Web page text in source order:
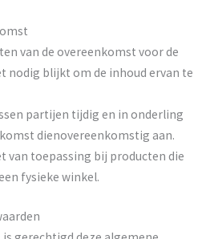
van de overeenkomst voor de
nodig blijkt om de inhoud ervan te
partijen tijdig en in onderling
dienovereenkomstig aan.
van toepassing bij producten die
fysieke winkel.